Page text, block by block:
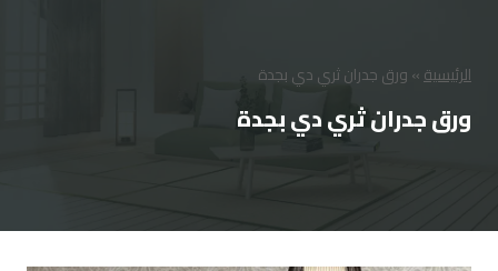
الرئيسية»ورق جدران ثري دي بجدة
ورق جدران ثري دي بجدة